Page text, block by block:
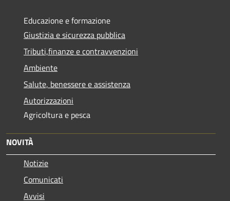
Educazione e formazione
Giustizia e sicurezza pubblica
Tributi,finanze e contravvenzioni
Ambiente
Salute, benessere e assistenza
Autorizzazioni
Agricoltura e pesca
NOVITÀ
Notizie
Comunicati
Avvisi